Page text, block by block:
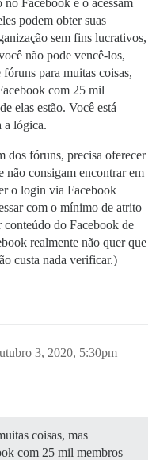
podem obter suas
sem fins lucrativos,
não pode vencê-los,
para muitas coisas,
com 25 mil
elas estão. Você está
a lógica.
dos fóruns, precisa oferecer
não consigam encontrar em
o login via Facebook
com o mínimo de atrito
do Facebook de
realmente não quer que
custa nada verificar.)
3, 2020, 5:30pm
coisas, mas
com 25 mil membros